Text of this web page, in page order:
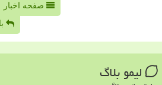
صفحه اخبار
لیمو بلاگ